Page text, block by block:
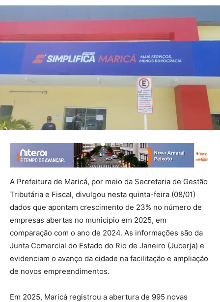
A Prefeitura de Maricá, por meio da Secretaria de Gestão
Tributária e Fiscal, divulgou nesta quinta-feira (08/01)
dados que apontam crescimento de 23% no número de
empresas abertas no município em 2025, em
comparação com o ano de 2024. As informações são da
Junta Comercial do Estado do Rio de Janeiro (Jucerja) e
evidenciam o avanço da cidade na facilitação e ampliação
de novos empreendimentos.
Em 2025, Maricá registrou a abertura de 995 novas